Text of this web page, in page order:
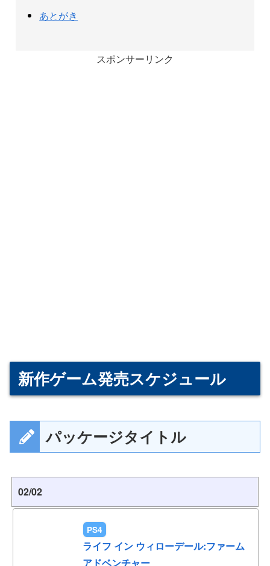
あとがき
スポンサーリンク
新作ゲーム発売スケジュール
パッケージタイトル
02/02
PS4
ライフ イン ウィローデール:ファーム
アドベンチャー